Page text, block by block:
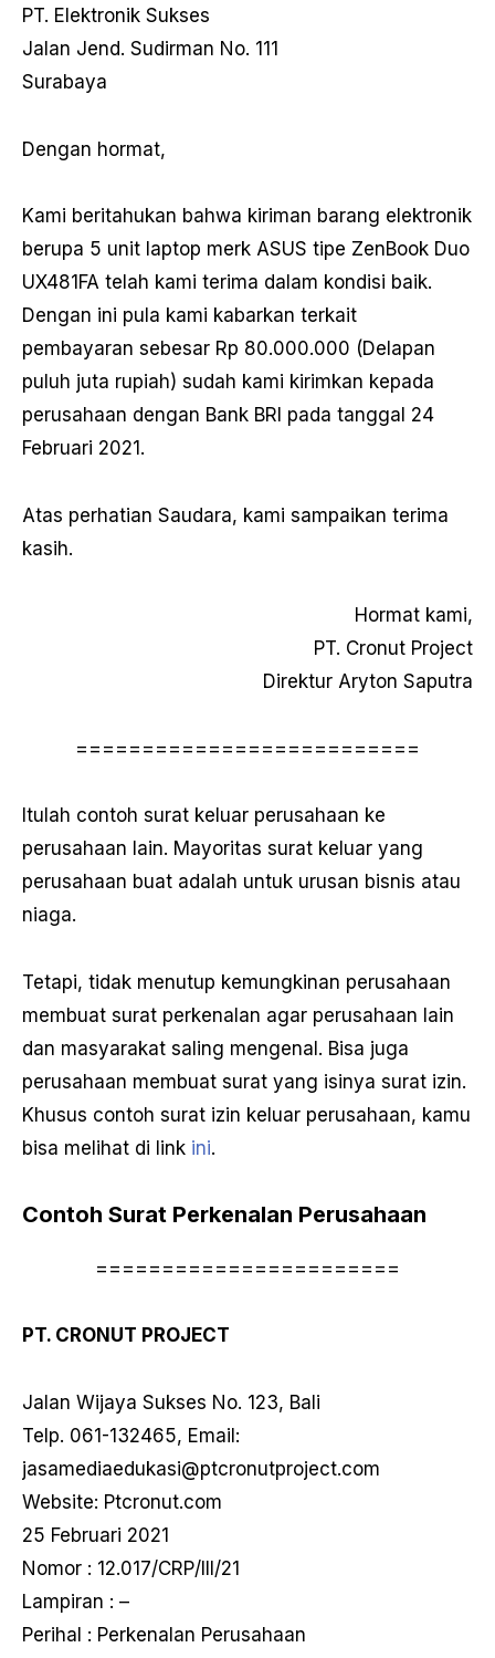
PT. Elektronik Sukses
Jalan Jend. Sudirman No. 111
Surabaya
Dengan hormat,
Kami beritahukan bahwa kiriman barang elektronik
berupa 5 unit laptop merk ASUS tipe ZenBook Duo
UX481FA telah kami terima dalam kondisi baik.
Dengan ini pula kami kabarkan terkait
pembayaran sebesar Rp 80.000.000 (Delapan
puluh juta rupiah) sudah kami kirimkan kepada
perusahaan dengan Bank BRI pada tanggal 24
Februari 2021.
Atas perhatian Saudara, kami sampaikan terima
kasih.
Hormat kami,
PT. Cronut Project
Direktur Aryton Saputra
==========================
Itulah contoh surat keluar perusahaan ke
perusahaan lain. Mayoritas surat keluar yang
perusahaan buat adalah untuk urusan bisnis atau
niaga.
Tetapi, tidak menutup kemungkinan perusahaan
membuat surat perkenalan agar perusahaan lain
dan masyarakat saling mengenal. Bisa juga
perusahaan membuat surat yang isinya surat izin.
Khusus contoh surat izin keluar perusahaan, kamu
bisa melihat di link ini.
Contoh Surat Perkenalan Perusahaan
=======================
PT. CRONUT PROJECT
Jalan Wijaya Sukses No. 123, Bali
Telp. 061-132465, Email:
jasamediaedukasi@ptcronutproject.com
Website: Ptcronut.com
25 Februari 2021
Nomor : 12.017/CRP/III/21
Lampiran : –
Perihal : Perkenalan Perusahaan